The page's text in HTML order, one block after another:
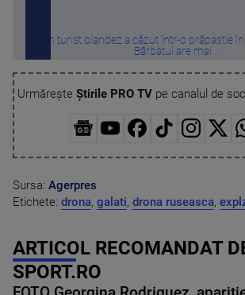
Un turist olandez a căzut într-o prăpastie în
Bărbatul are mai ...
Urmărește Știrile PRO TVpe canalul de
Sursa: Agerpres
Etichete: drona, galati, drona ruseasca,
ARTICOL RECOMANDAT
SPORT.RO